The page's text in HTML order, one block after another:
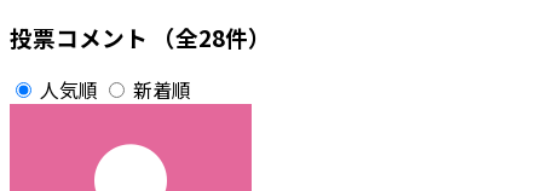
投票コメント （全28件）
人気順 新着順